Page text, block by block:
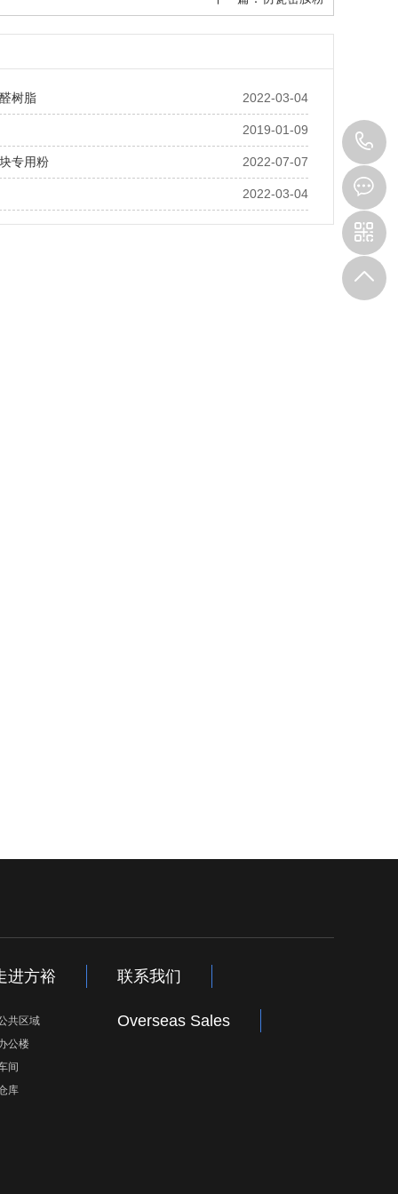
2022-03-04
树脂
2019-01-09
2022-07-07
专用粉
2022-03-04
进方裕
共区域
公楼
间
库
联系我们
Overseas Sales